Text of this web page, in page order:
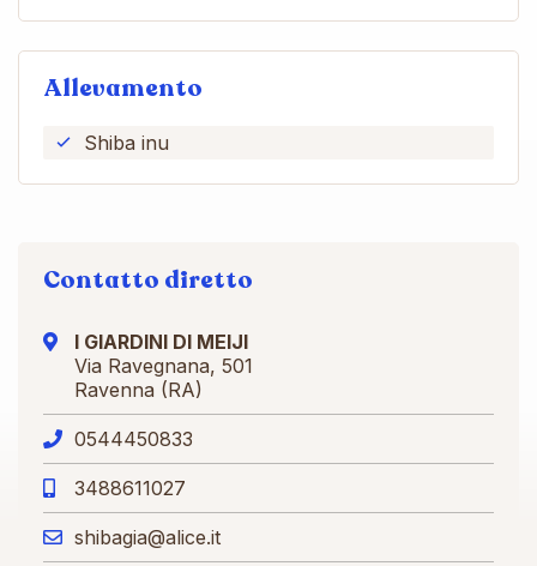
Allevamento
Shiba inu
Contatto diretto
I GIARDINI DI MEIJI
Via Ravegnana, 501
Ravenna (RA)
0544450833
3488611027
shibagia@alice.it